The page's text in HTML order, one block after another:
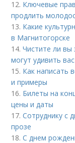
12. Ключевые
продлить
13. Какие
в Магнитогорске
14.Чистите ли
могут удивить вас
15. Как написать
и примеры
16. Билеты на
цены и даты
17.Сотруднику с
прозе
18.С днем